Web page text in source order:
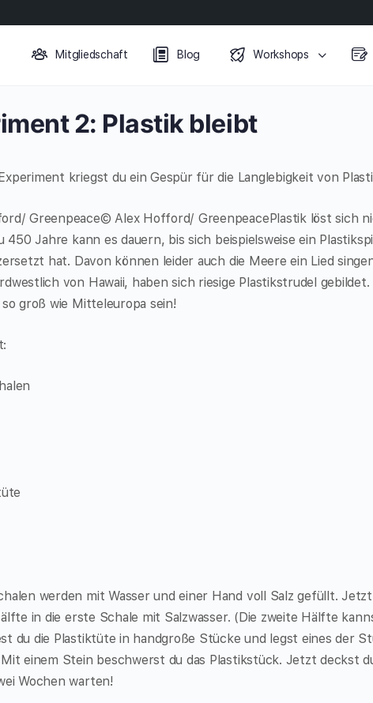
Mitgliedschaft Blog Workshops
2: Plastik bleibt
kriegst du ein Gespür für die Langlebigkeit von
Greenpeace© Alex Hofford/ GreenpeacePlastik löst sich
450 Jahre kann es dauern, bis sich beispielsweise ein
hat. Davon können leider auch die Meere ein Lied
von Hawaii, haben sich riesige Plastikstrudel
groß wie Mitteleuropa sein!
werden mit Wasser und einer Hand voll Salz gefüllt.
in die erste Schale mit Salzwasser. (Die zweite Hälfte
du die Plastiktüte in handgroße Stücke und legst eines der
Mit einem Stein beschwerst du das Plastikstück. Jetzt deckst
Wochen warten!